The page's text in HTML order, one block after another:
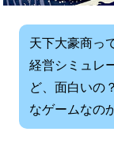
天下大豪商っ
経営シミュレ
ど、面白い
なゲームなの